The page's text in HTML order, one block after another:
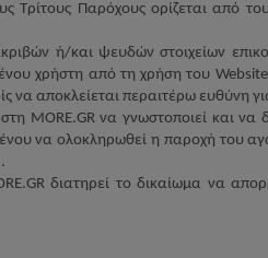
Τρίτους Παρόχους ορίζεται από
ή/και ψευδών στοιχείων
χρήστη από τη χρήση του Website
αποκλείεται περαιτέρω ευθύνη
MORE.GRνα γνωστοποιεί και να
να ολοκληρωθεί η παροχή
.GRδιατηρεί το δικαίωμα να